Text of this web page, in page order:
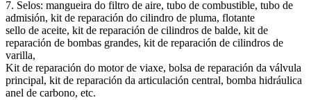
7. Selos: mangueira do filtro de aire, tubo de combustible, tubo de
admisión, kit de reparación do cilindro de pluma, flotante
sello de aceite, kit de reparación de cilindros de balde, kit de
reparación de bombas grandes, kit de reparación de cilindros de
varilla,
Kit de reparación do motor de viaxe, bolsa de reparación da válvula
principal, kit de reparación da articulación central, bomba hidráulica
anel de carbono, etc.